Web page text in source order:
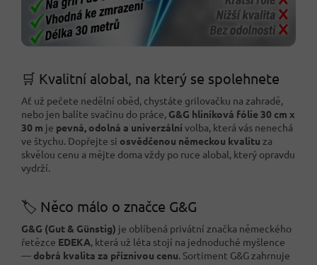
🛒 Kvalitní alobal, na který se spolehnete
Ať už pečete nedělní oběd, chystáte grilovačku na zahradě,
nebo jen balíte svačinu do práce, G&G hliníková fólie 30 cm x
30 m je pevná, odolná a univerzální volba, která vás nenechá
ve štychu. Dopřejte si osvědčenou německou kvalitu za
skvělou cenu a mějte doma vždy po ruce alobal, který opravdu
vydrží.
🏷️ Něco málo o značce G&G
G&G (Gut & Günstig) je oblíbená privátní značka německého
řetězce EDEKA, která už léta stojí na jednoduché myšlence
— dobrá kvalita za příznivou cenu. Sortiment G&G zahrnuje